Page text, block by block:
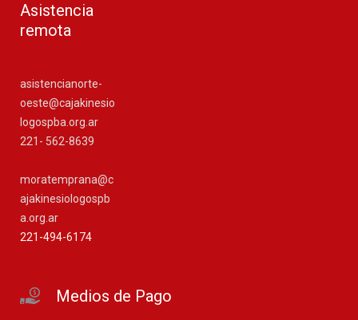
Asistencia
remota
asistencianorte-
oeste@cajakinesio
logospba.org.ar
221- 562-8639
moratemprana@c
ajakinesiologospb
a.org.ar
221-494-6174
Medios de Pago